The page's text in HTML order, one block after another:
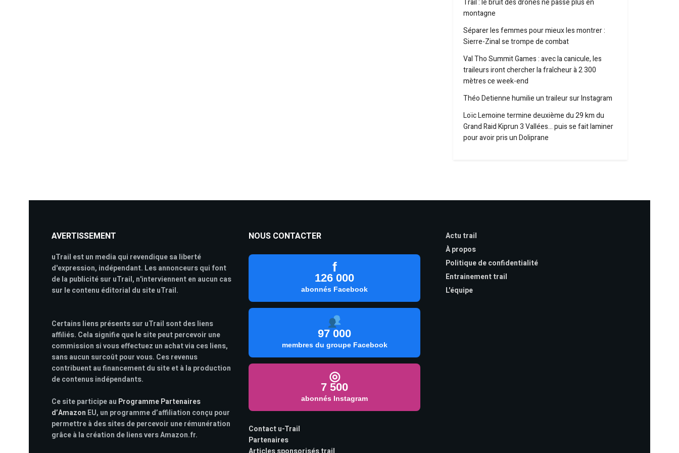
Trail : le bruit des drones ne passe plus en
montagne
Séparer les femmes pour mieux les montrer :
Sierre-Zinal se trompe de combat
Val Tho Summit Games : avec la canicule, les
traileurs iront chercher la fraîcheur à 2 300
mètres ce week-end
Théo Detienne humilie un traileur sur Instagram
Loïc Lemoine termine deuxième du 29 km du
Grand Raid Kiprun 3 Vallées… puis se fait laminer
pour avoir pris un Doliprane
AVERTISSEMENT
uTrail est un media qui revendique sa liberté
d'expression, indépendant. Les annonceurs qui font
de la publicité sur uTrail, n'interviennent en aucun cas
sur le contenu éditorial du site uTrail.
Certains liens présents sur uTrail sont des liens
affiliés. Cela signifie que le site peut percevoir une
commission si vous effectuez un achat via ces liens,
sans aucun surcoût pour vous. Ces revenus
contribuent au financement du site et à la production
de contenus indépendants.
Ce site participe au Programme Partenaires
d’Amazon EU, un programme d’affiliation conçu pour
permettre à des sites de percevoir une rémunération
grâce à la création de liens vers Amazon.fr.
NOUS CONTACTER
f
126 000
abonnés Facebook
97 000
membres du groupe Facebook
◎
7 500
abonnés Instagram
Contact u-Trail
Partenaires
Actu trail
À propos
Politique de confidentialité
Entrainement trail
L'équipe